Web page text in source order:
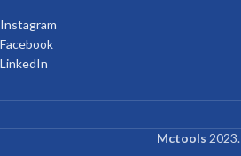
Instagram
Facebook
LinkedIn
Mctools 2023.